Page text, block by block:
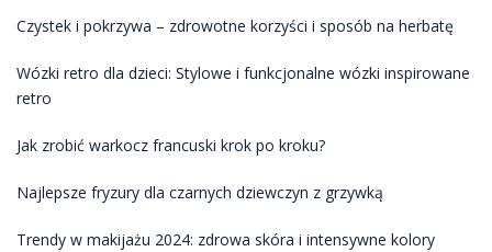
Czystek i pokrzywa – zdrowotne korzyści i sposób na herbatę
Wózki retro dla dzieci: Stylowe i funkcjonalne wózki inspirowane
retro
Jak zrobić warkocz francuski krok po kroku?
Najlepsze fryzury dla czarnych dziewczyn z grzywką
Trendy w makijażu 2024: zdrowa skóra i intensywne kolory